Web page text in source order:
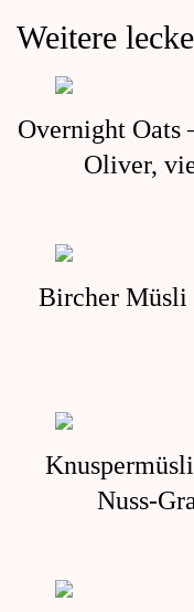
Weitere
Overnight Oats
Oliver,
Bircher Müsli
Nuss-